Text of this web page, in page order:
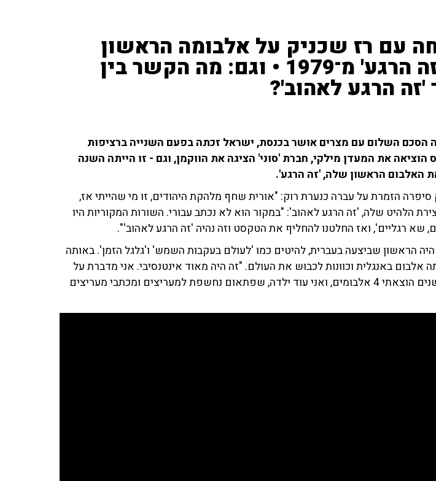
עם רז שכניק על אלבומה הראשון
בעברית, 'זה הרגע' מ־1979 • וגם: מה הקשר בין
הרגע לאהוב'?
שבה הסכם השלום עם מצרים אושר בכנסת, ישראל זכתה בפעם השנייה ברציפות
הוציאה את המעדן מילקי, חברת 'סוני' הציגה את הווקמן, וגם - זו הייתה השנה
האלבום הראשון שלה, 'זה הרגע'.
הזמרת על עברה כנערת רוק: "אורית שחף מלהקת היהודים, זו מי שהייתי אז,
הלהיט שלה, 'זה הרגע לאהוב': "במקור הוא לא נכתב עבורי. השורות המקוריות היו
שא רגליים', ואז החלטנו להחליף את הטקסט וזה נהיה 'זה הרגע לאהוב'".
הראשון שביצעה בעברית, להיטים כמו 'לעולם בעקבות השמש' ו'גלגל הזמן'. באותה
באנגלית וכוונות לכבוש את העולם. "זה היה מאוד אינטנסיבי. אני מדברת על
תקופה שבתוך 4-3 שנים הוצאתי 4 אלבומים, ואני עוד ילדה, שפתאום נחשפת למעריצים ומכתבי מעריצים